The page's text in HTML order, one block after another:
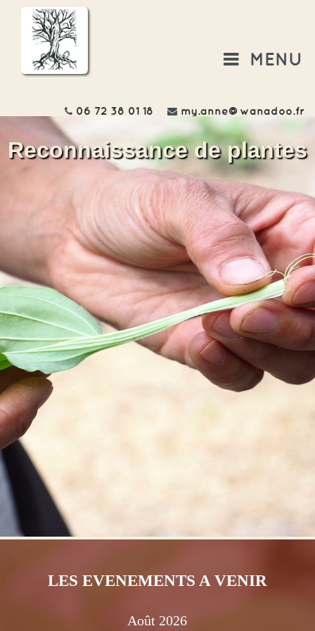
MENU
06 72 38 01 18 my.anne@wanadoo.fr
Reconnaissance de plantes
LES EVENEMENTS A VENIR
Août 2026